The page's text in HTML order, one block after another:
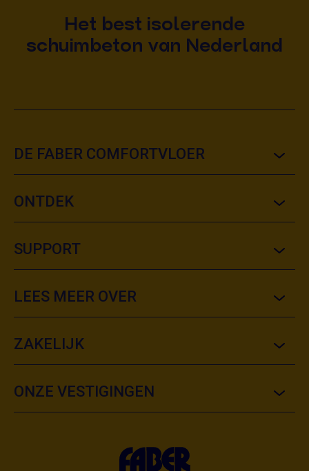
Het best isolerende
schuimbeton van Nederland
DE FABER COMFORTVLOER
ONTDEK
SUPPORT
LEES MEER OVER
ZAKELIJK
ONZE VESTIGINGEN